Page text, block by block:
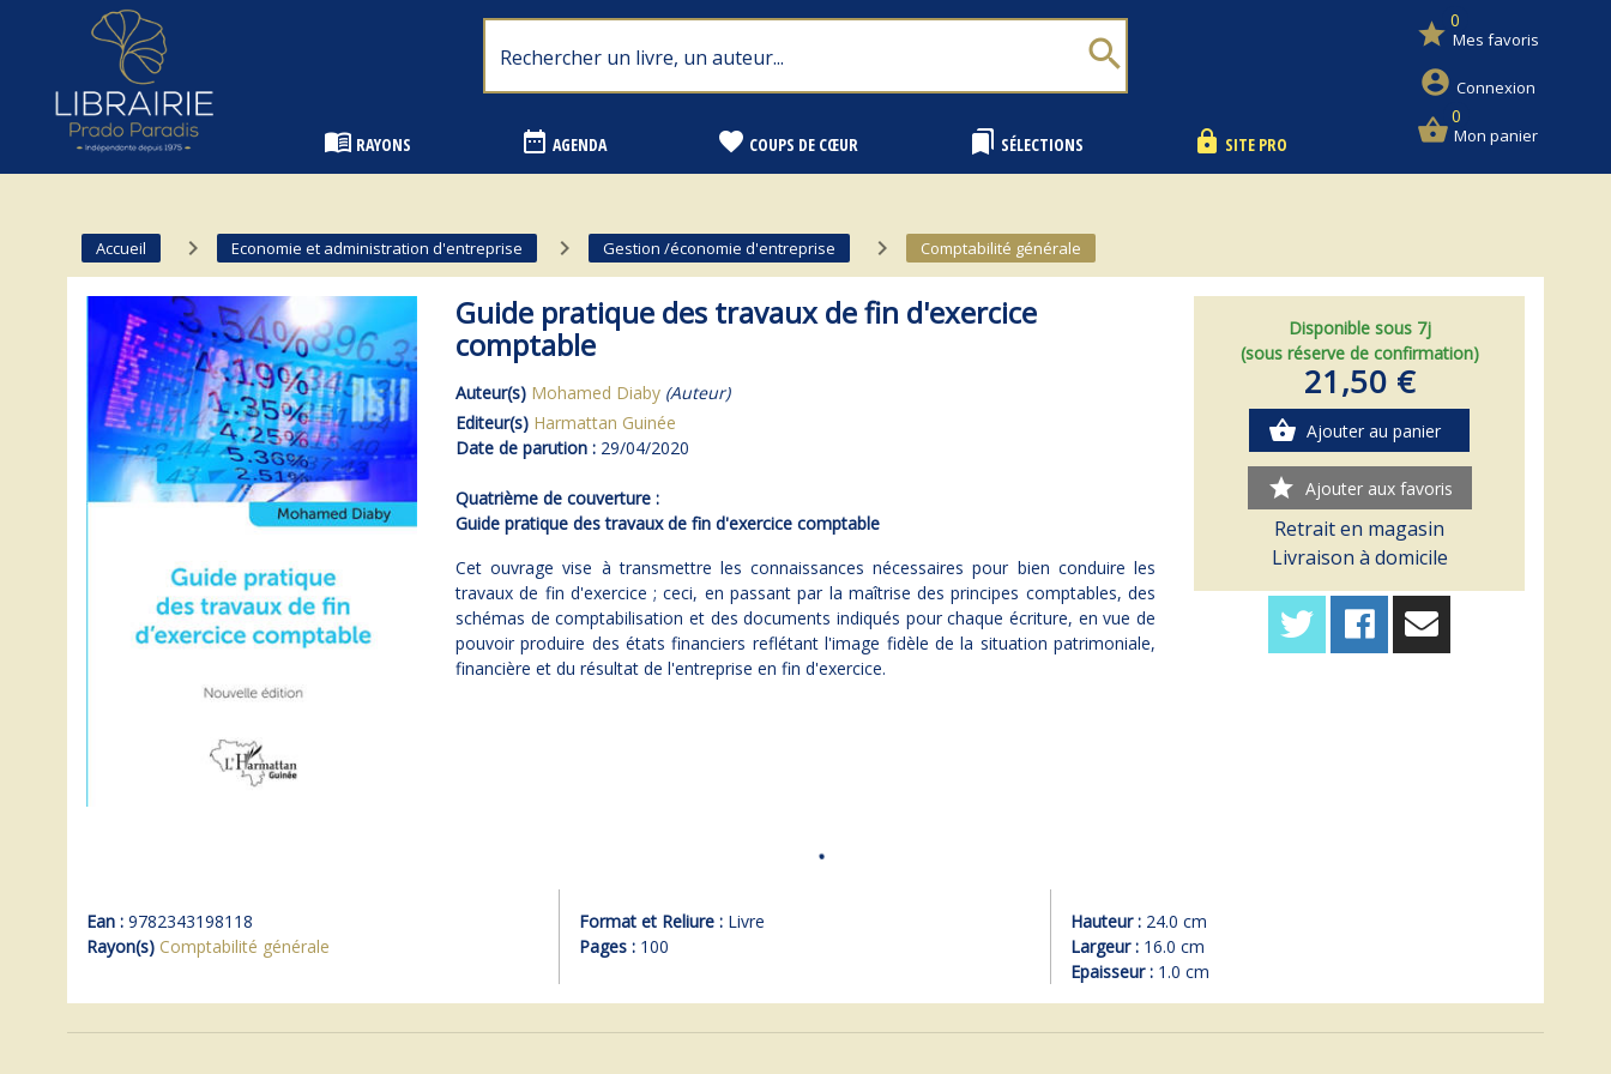
Librairie Prado Paradis - Marseille
search
menu_book RAYONS date_range AGENDA favorite COUPS DE CŒUR bookmarks SÉLECTIONS lock SITE PRO
star 0
Mes favoris
account_circle Connexion
shopping_basket0
Mon panier
Accueil navigate_next Economie et administration d'entreprise navigate_next Gestion /économie d'entreprise navigate_next Comptabilité générale
Guide pratique des travaux de fin d'exercice
comptable
Auteur(s) Mohamed Diaby (Auteur)
Editeur(s) Harmattan Guinée
Date de parution : 29/04/2020
Quatrième de couverture :
Guide pratique des travaux de fin d'exercice comptable
Cet ouvrage vise à transmettre les connaissances nécessaires pour bien conduire les
travaux de fin d'exercice ; ceci, en passant par la maîtrise des principes comptables, des
schémas de comptabilisation et des documents indiqués pour chaque écriture, en vue de
pouvoir produire des états financiers reflétant l'image fidèle de la situation patrimoniale,
financière et du résultat de l'entreprise en fin d'exercice.
Disponible sous 7j
(sous réserve de confirmation)
21,50 €
shopping_basket Ajouter au panier
star Ajouter aux favoris
Retrait en magasin
Livraison à domicile
Ean : 9782343198118
Rayon(s) Comptabilité générale
Format et Reliure : Livre
Pages :100
Hauteur : 24.0 cm
Largeur : 16.0 cm
Epaisseur : 1.0 cm